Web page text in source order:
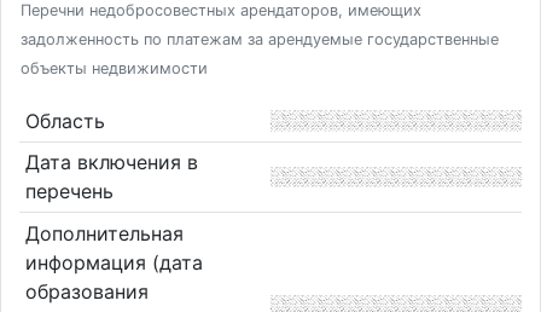
Перечни недобросовестных арендаторов, имеющих
задолженность по платежам за арендуемые государственные
объекты недвижимости
Область
Дата включения в
перечень
Дополнительная
информация (дата
образования